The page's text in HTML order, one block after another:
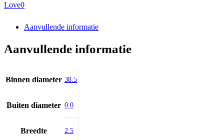
Love0
Aanvullende informatie
Aanvullende informatie
Binnen diameter 38.5
Buiten diameter 0.0
Breedte 2.5